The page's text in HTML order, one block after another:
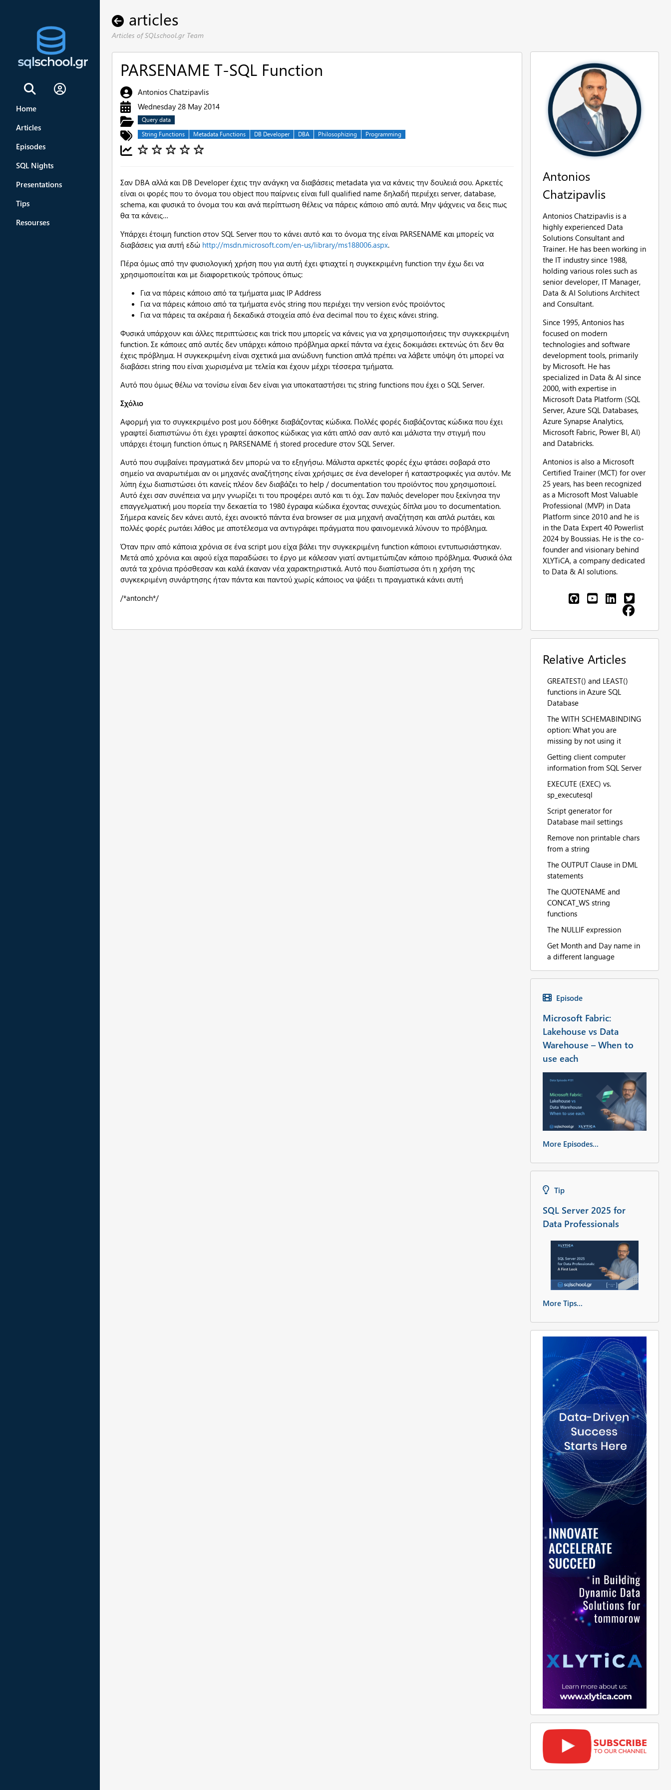
Sign In
Home
Articles
Episodes
SQL Nights
Presentations
Tips
Resourses
articles
Articles of SQLschool.gr Team
PARSENAME T-SQL Function
Antonios Chatzipavlis
Wednesday 28 May 2014
Query data
String Functions
Metadata Functions DB Developer DBA Philosophizing Programming
Σαν DBA αλλά και DB Developer έχεις την ανάγκη να διαβάσεις metadata για να κάνεις την δουλειά σου. Αρκετές
είναι οι φορές που τo όνομα του object που παίρνεις είναι full qualified name δηλαδή περιέχει server, database,
schema, και φυσικά το όνομα του και ανά περίπτωση θέλεις να πάρεις κάποιο από αυτά. Μην ψάχνεις να δεις πως
θα τα κάνεις…
Υπάρχει έτοιμη function στον SQL Server που το κάνει αυτό και το όνομα της είναι PARSENAME και μπορείς να
διαβάσεις για αυτή εδώ http://msdn.microsoft.com/en-us/library/ms188006.aspx.
Πέρα όμως από την φυσιολογική χρήση που για αυτή έχει φτιαχτεί η συγκεκριμένη function την έχω δει να
χρησιμοποιείται και με διαφορετικούς τρόπους όπως:
Για να πάρεις κάποιο από τα τμήματα μιας IP Address
Για να πάρεις κάποιο από τα τμήματα ενός string που περιέχει την version ενός προϊόντος
Για να πάρεις τα ακέραια ή δεκαδικά στοιχεία από ένα decimal που το έχεις κάνει string.
Φυσικά υπάρχουν και άλλες περιπτώσεις και trick που μπορείς να κάνεις για να χρησιμοποιήσεις την συγκεκριμένη
function. Σε κάποιες από αυτές δεν υπάρχει κάποιο πρόβλημα αρκεί πάντα να έχεις δοκιμάσει εκτενώς ότι δεν θα
έχεις πρόβλημα. Η συγκεκριμένη είναι σχετικά μια ανώδυνη function απλά πρέπει να λάβετε υπόψη ότι μπορεί να
διαβάσει string που είναι χωρισμένα με τελεία και έχουν μέχρι τέσσερα τμήματα.
Αυτό που όμως θέλω να τονίσω είναι δεν είναι για υποκαταστήσει τις string functions που έχει ο SQL Server.
Σχόλιο
Αφορμή για το συγκεκριμένο post μου δόθηκε διαβάζοντας κώδικα. Πολλές φορές διαβάζοντας κώδικα που έχει
γραφτεί διαπιστώνω ότι έχει γραφτεί άσκοπος κώδικας για κάτι απλό σαν αυτό και μάλιστα την στιγμή που
υπάρχει έτοιμη function όπως η PARSENAME ή stored procedure στον SQL Server.
Αυτό που συμβαίνει πραγματικά δεν μπορώ να το εξηγήσω. Μάλιστα αρκετές φορές έχω φτάσει σοβαρά στο
σημείο να αναρωτιέμαι αν οι μηχανές αναζήτησης είναι χρήσιμες σε ένα developer ή καταστροφικές για αυτόν. Με
λύπη έχω διαπιστώσει ότι κανείς πλέον δεν διαβάζει το help / documentation του προϊόντος που χρησιμοποιεί.
Αυτό έχει σαν συνέπεια να μην γνωρίζει τι του προφέρει αυτό και τι όχι. Σαν παλιός developer που ξεκίνησα την
επαγγελματική μου πορεία την δεκαετία το 1980 έγραφα κώδικα έχοντας συνεχώς δίπλα μου το documentation.
Σήμερα κανείς δεν κάνει αυτό, έχει ανοικτό πάντα ένα browser σε μια μηχανή αναζήτηση και απλά ρωτάει, και
πολλές φορές ρωτάει λάθος με αποτέλεσμα να αντιγράφει πράγματα που φαινομενικά λύνουν το πρόβλημα.
Όταν πριν από κάποια χρόνια σε ένα script μου είχα βάλει την συγκεκριμένη function κάποιοι εντυπωσιάστηκαν.
Μετά από χρόνια και αφού είχα παραδώσει το έργο με κάλεσαν γιατί αντιμετώπιζαν κάποιο πρόβλημα. Φυσικά όλα
αυτά τα χρόνια πρόσθεσαν και καλά έκαναν νέα χαρακτηριστικά. Αυτό που διαπίστωσα ότι η χρήση της
συγκεκριμένη συνάρτησης ήταν πάντα και παντού χωρίς κάποιος να ψάξει τι πραγματικά κάνει αυτή
/*antonch*/
Antonios
Chatzipavlis
Antonios Chatzipavlis is a
highly experienced Data
Solutions Consultant and
Trainer. He has been working in
the IT industry since 1988,
holding various roles such as
senior developer, IT Manager,
Data & AI Solutions Architect
and Consultant.
Since 1995, Antonios has
focused on modern
technologies and software
development tools, primarily
by Microsoft. He has
specialized in Data & AI since
2000, with expertise in
Microsoft Data Platform (SQL
Server, Azure SQL Databases,
Azure Synapse Analytics,
Microsoft Fabric, Power BI, AI)
and Databricks.
Antonios is also a Microsoft
Certified Trainer (MCT) for over
25 years, has been recognized
as a Microsoft Most Valuable
Professional (MVP) in Data
Platform since 2010 and he is
in the Data Expert 40 Powerlist
2024 by Boussias. He is the co-
founder and visionary behind
XLYTiCA, a company dedicated
to Data & AI solutions.
Relative Articles
GREATEST() and LEAST()
functions in Azure SQL
Database
The WITH SCHEMABINDING
option: What you are
missing by not using it
Getting client computer
information from SQL Server
EXECUTE (EXEC) vs.
sp_executesql
Script generator for
Database mail settings
Remove non printable chars
from a string
The OUTPUT Clause in DML
statements
The QUOTENAME and
CONCAT_WS string
functions
The NULLIF expression
Get Month and Day name in
a different language
Episode
Microsoft Fabric:
Lakehouse vs Data
Warehouse – When to
use each
More Episodes...
Tip
SQL Server 2025 for
Data Professionals
More Tips...